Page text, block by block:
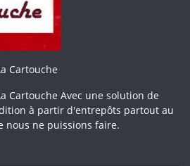
Cartouche
Cartouche Avec une solution de
à partir d'entrepôts partout au
nous ne puissions faire.